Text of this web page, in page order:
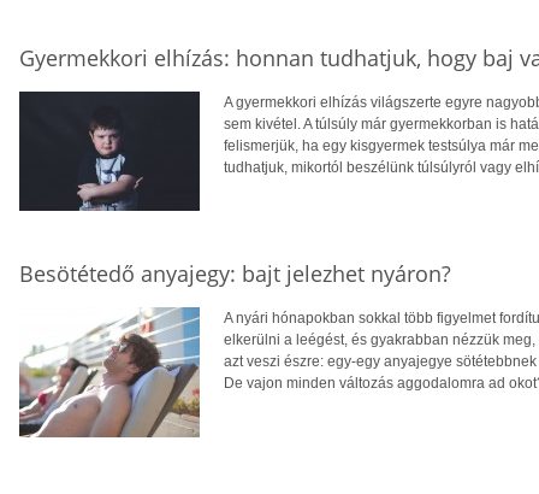
Gyermekkori elhízás: honnan tudhatjuk, hogy baj
A gyermekkori elhízás világszerte egyre
sem kivétel. A túlsúly már gyermekkorban is
felismerjük, ha egy kisgyermek testsúlya már
tudhatjuk, mikortól beszélünk túlsúlyról vagy
Besötétedő anyajegy: bajt jelezhet nyáron?
A nyári hónapokban sokkal több figyelmet
elkerülni a leégést, és gyakrabban nézzük
azt veszi észre: egy-egy anyajegye
De vajon minden változás aggodalomra ad